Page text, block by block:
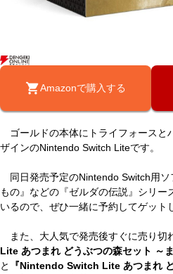
Amazonで購入する
ゴールドの本体にトライフォースと
ザインのNintendo Switch Liteです。
同日発売予定のNintendo Switch用ソ
もの』などの『ゼルダの伝説』シリー
いるので、ぜひ一緒に予約してゲット
また、大人気で発売後すぐに売り切
Lite あつまれ どうぶつの森セット ～
と
『Nintendo Switch Lite あつまれ